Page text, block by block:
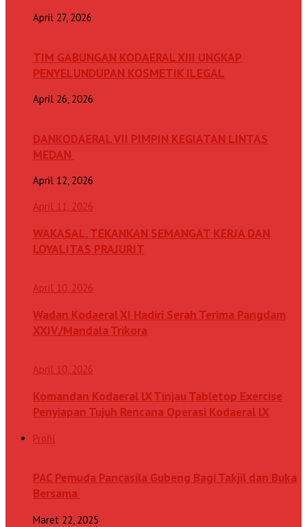
April 27, 2026
TIM GABUNGAN KODAERAL XIII UNGKAP
PENYELUNDUPAN KOSMETIK ILEGAL
April 26, 2026
DANKODAERAL VII PIMPIN KEGIATAN LINTAS
MEDAN
April 12, 2026
April 11, 2026
WAKASAL, TEKANKAN SEMANGAT KERJA DAN
LOYALITAS PRAJURIT
April 10, 2026
Wadan Kodaeral XI Hadiri Serah Terima Pangdam
XXIV/Mandala Trikora
April 10, 2026
Komandan Kodaeral lX Tinjau Tabletop Exercise
Penyiapan Tujuh Rencana Operasi Kodaeral lX
Profil
PAC Pemuda Pancasila Gubeng Bagi Takjil dan Buka
Bersama
Maret 22, 2025